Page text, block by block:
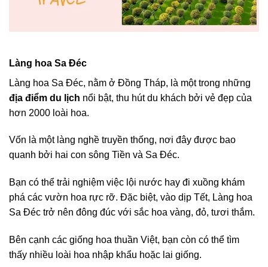
Làng hoa Sa Đéc
Làng hoa Sa Đéc, nằm ở Đồng Tháp, là một trong những
địa điểm du lịch nổi bật, thu hút du khách bởi vẻ đẹp của
hơn 2000 loài hoa.
Vốn là một làng nghề truyền thống, nơi đây được bao
quanh bởi hai con sông Tiền và Sa Đéc.
Bạn có thể trải nghiệm việc lội nước hay đi xuồng khám
phá các vườn hoa rực rỡ. Đặc biệt, vào dịp Tết, Làng hoa
Sa Đéc trở nên đông đúc với sắc hoa vàng, đỏ, tươi thắm.
Bên cạnh các giống hoa thuần Việt, bạn còn có thể tìm
thấy nhiều loài hoa nhập khẩu hoặc lai giống.